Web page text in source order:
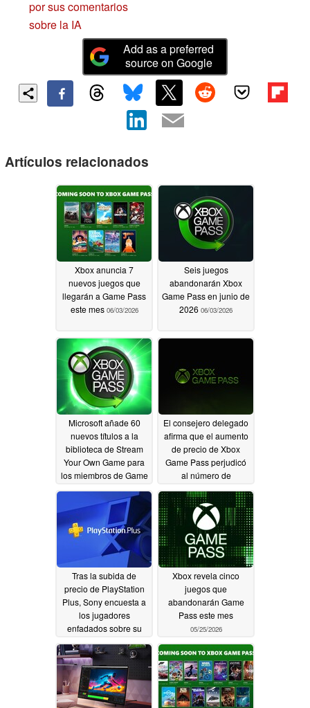
por sus comentarios
sobre la IA
Add as a preferred
source on Google
Artículos relacionados
Xbox anuncia 7
nuevos juegos que
llegarán a Game Pass
este mes 06/03/2026
Seis juegos
abandonarán Xbox
Game Pass en junio de
2026 06/03/2026
Microsoft añade 60
nuevos títulos a la
biblioteca de Stream
Your Own Game para
los miembros de Game
06/02/2026
El consejero delegado
afirma que el aumento
de precio de Xbox
Game Pass perjudicó
al número de
ahora se está
recuperando 05/29/2026
Tras la subida de
precio de PlayStation
Plus, Sony encuesta a
los jugadores
enfadados sobre su
05/25/2026
Xbox revela cinco
juegos que
abandonarán Game
Pass este mes
05/25/2026